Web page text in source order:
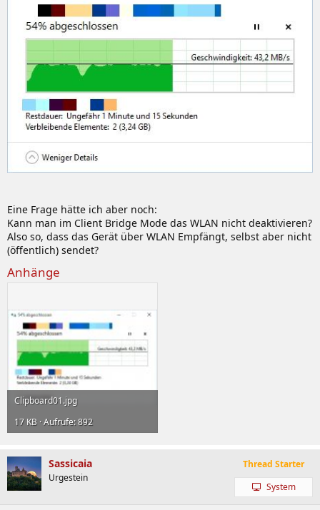
Eine Frage hätte ich aber noch:
Kann man im Client Bridge Mode das WLAN nicht deaktivieren?
Also so, dass das Gerät über WLAN Empfängt, selbst aber nicht
(öffentlich) sendet?
Anhänge
Clipboard01.jpg
17 KB · Aufrufe: 892
Sassicaia
Urgestein
Thread Starter
System